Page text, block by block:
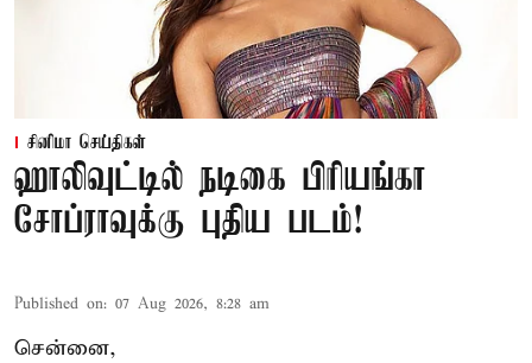
சினிமா செய்திகள்
ஹாலிவுட்டில் நடிகை பிரியங்கா
சோப்ராவுக்கு புதிய படம்!
Published on: 07 Aug 2026, 8:28 am
சென்னை,